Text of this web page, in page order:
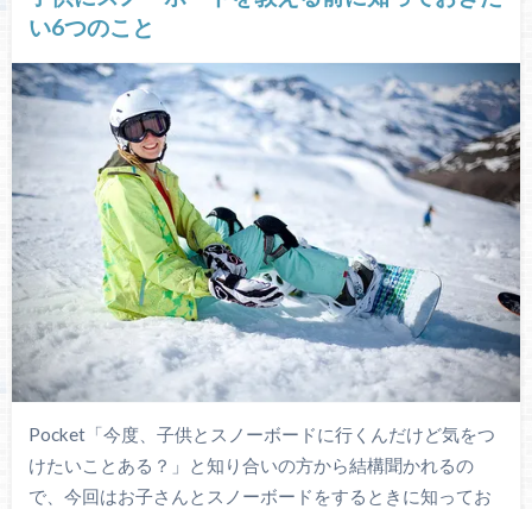
い6つのこと
Pocket「今度、子供とスノーボードに行くんだけど気をつ
けたいことある？」と知り合いの方から結構聞かれるの
で、今回はお子さんとスノーボードをするときに知ってお